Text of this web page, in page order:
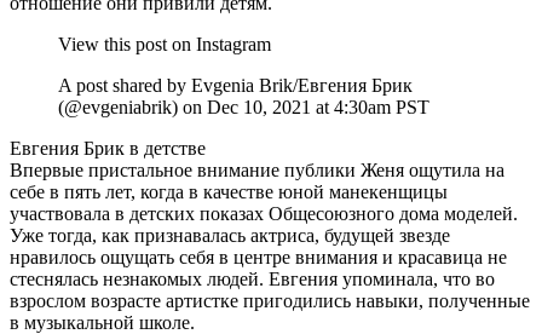
View this post on Instagram
A post shared by Evgenia Brik/Евгения Брик
(@evgeniabrik) on Dec 10, 2021 at 4:30am PST
Евгения Брик в детстве
Впервые пристальное внимание публики Женя ощутила на
себе в пять лет, когда в качестве юной манекенщицы
участвовала в детских показах Общесоюзного дома моделей.
Уже тогда, как признавалась актриса, будущей звезде
нравилось ощущать себя в центре внимания и красавица не
стеснялась незнакомых людей. Евгения упоминала, что во
взрослом возрасте артистке пригодились навыки, полученные
в музыкальной школе.